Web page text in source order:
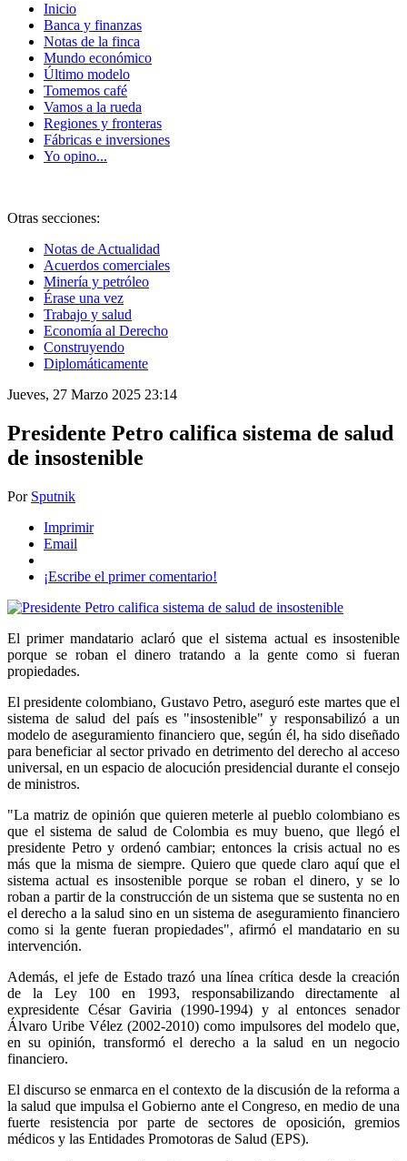
Inicio
Banca y finanzas
Notas de la finca
Mundo económico
Último modelo
Tomemos café
Vamos a la rueda
Regiones y fronteras
Fábricas e inversiones
Yo opino...
Otras secciones:
Notas de Actualidad
Acuerdos comerciales
Minería y petróleo
Érase una vez
Trabajo y salud
Economía al Derecho
Construyendo
Diplomáticamente
Jueves, 27 Marzo 2025 23:14
Presidente Petro califica sistema de salud
de insostenible
Por Sputnik
Imprimir
Email
¡Escribe el primer comentario!
El primer mandatario aclaró que el sistema actual es insostenible
porque se roban el dinero tratando a la gente como si fueran
propiedades.
El presidente colombiano, Gustavo Petro, aseguró este martes que el
sistema de salud del país es "insostenible" y responsabilizó a un
modelo de aseguramiento financiero que, según él, ha sido diseñado
para beneficiar al sector privado en detrimento del derecho al acceso
universal, en un espacio de alocución presidencial durante el consejo
de ministros.
"La matriz de opinión que quieren meterle al pueblo colombiano es
que el sistema de salud de Colombia es muy bueno, que llegó el
presidente Petro y ordenó cambiar; entonces la crisis actual no es
más que la misma de siempre. Quiero que quede claro aquí que el
sistema actual es insostenible porque se roban el dinero, y se lo
roban a partir de la construcción de un sistema que se sustenta no en
el derecho a la salud sino en un sistema de aseguramiento financiero
como si la gente fueran propiedades", afirmó el mandatario en su
intervención.
Además, el jefe de Estado trazó una línea crítica desde la creación
de la Ley 100 en 1993, responsabilizando directamente al
expresidente César Gaviria (1990-1994) y al entonces senador
Álvaro Uribe Vélez (2002-2010) como impulsores del modelo que,
en su opinión, transformó el derecho a la salud en un negocio
financiero.
El discurso se enmarca en el contexto de la discusión de la reforma a
la salud que impulsa el Gobierno ante el Congreso, en medio de una
fuerte resistencia por parte de sectores de oposición, gremios
médicos y las Entidades Promotoras de Salud (EPS).